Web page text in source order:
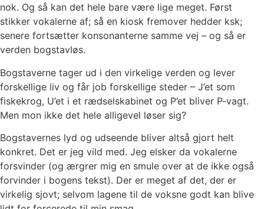
nok. Og så kan det hele bare være lige meget. Først
stikker vokalerne af; så en kiosk fremover hedder ksk;
senere fortsætter konsonanterne samme vej – og så er
verden bogstavløs.
Bogstaverne tager ud i den virkelige verden og lever
forskellige liv og får job forskellige steder – J’et som
fiskekrog, U’et i et rædselskabinet og P’et bliver P-vagt.
Men mon ikke det hele alligevel løser sig?
Bogstavernes lyd og udseende bliver altså gjort helt
konkret. Det er jeg vild med. Jeg elsker da vokalerne
forsvinder (og ærgrer mig en smule over at de ikke også
forvinder i bogens tekst). Der er meget af det, der er
virkelig sjovt; selvom lagene til de voksne godt kan blive